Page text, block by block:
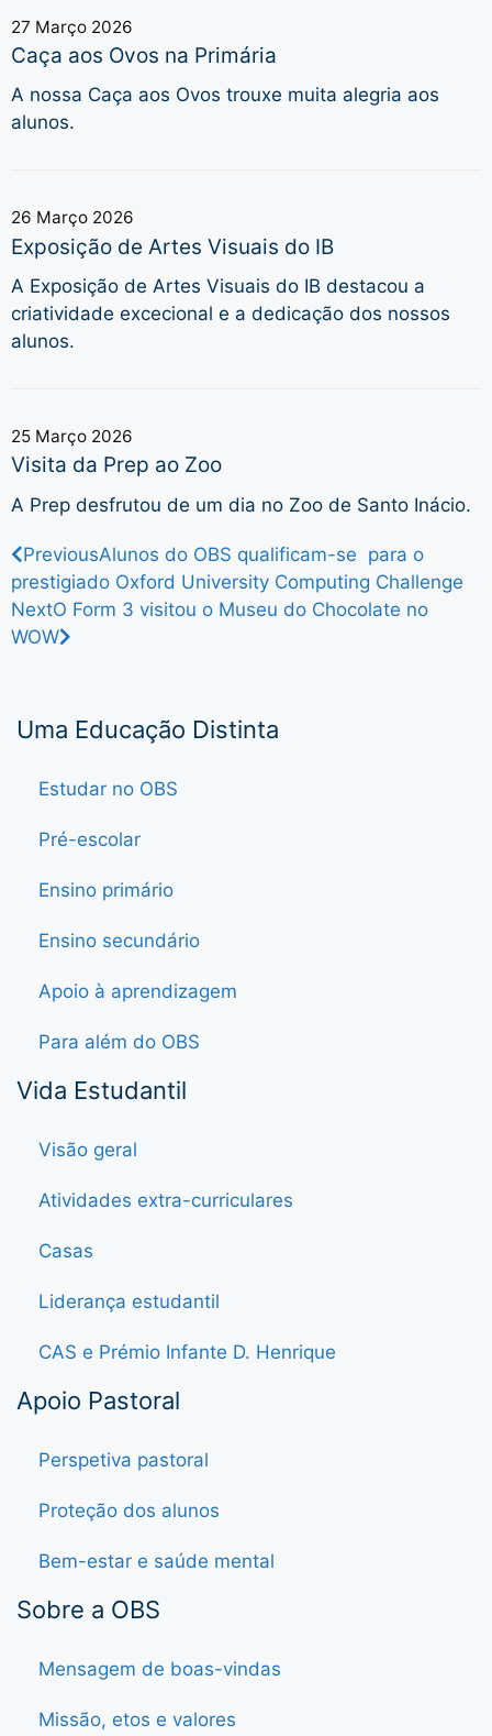
27 Março 2026
Caça aos Ovos na Primária
A nossa Caça aos Ovos trouxe muita alegria aos
alunos.
26 Março 2026
Exposição de Artes Visuais do IB
A Exposição de Artes Visuais do IB destacou a
criatividade excecional e a dedicação dos nossos
alunos.
25 Março 2026
Visita da Prep ao Zoo
A Prep desfrutou de um dia no Zoo de Santo Inácio.
PreviousAlunos do OBS qualificam-se para o
prestigiado Oxford University Computing Challenge
NextO Form 3 visitou o Museu do Chocolate no
WOW
Uma Educação Distinta
Estudar no OBS
Pré-escolar
Ensino primário
Ensino secundário
Apoio à aprendizagem
Para além do OBS
Vida Estudantil
Visão geral
Atividades extra-curriculares
Casas
Liderança estudantil
CAS e Prémio Infante D. Henrique
Apoio Pastoral
Perspetiva pastoral
Proteção dos alunos
Bem-estar e saúde mental
Sobre a OBS
Mensagem de boas-vindas
Missão, etos e valores